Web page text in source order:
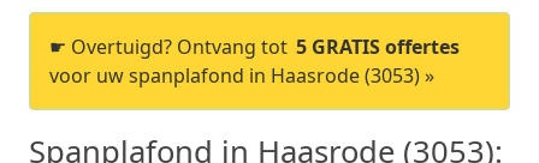
☛ Overtuigd? Ontvang tot 5 GRATIS offertes
voor uw spanplafond in Haasrode (3053) »
Spanplafond in Haasrode (3053):